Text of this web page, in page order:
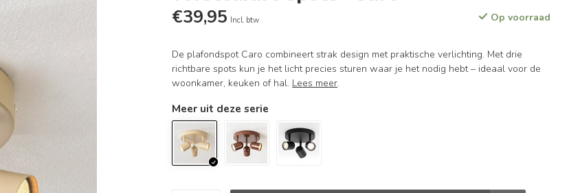
€39,95 Incl. btw Op voorraad
De plafondspot Caro combineert strak design met praktische verlichting. Met drie
richtbare spots kun je het licht precies sturen waar je het nodig hebt – ideaal voor de
woonkamer, keuken of hal. Lees meer.
Meer uit deze serie